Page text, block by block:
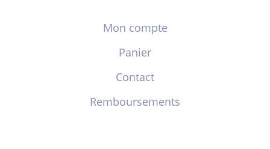
Mon compte
Panier
Contact
Remboursements